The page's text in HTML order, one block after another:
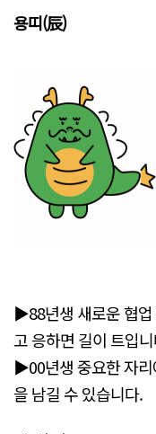
용띠(辰)
▶88년생 새로운 협업
고 응하면 길이 트입
▶00년생 중요한 자
을 남길 수 있습니다.